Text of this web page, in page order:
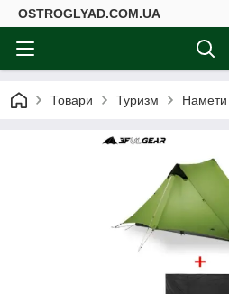
ОSTROGLYAD.СOM.UA
Товари Туризм Намети